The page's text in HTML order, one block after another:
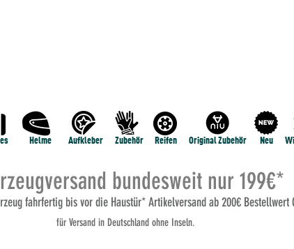
Helme Aufkleber Zubehör Reifen Original Zubehör Neu
bundesweit nur 199€*
fahrfertig bis vor die Haustür* Artikelversand ab 200€ Bestellwert
für Versand in Deutschland ohne Inseln.